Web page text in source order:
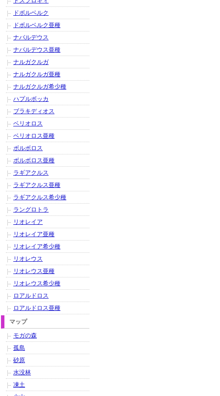
ドボルベルク
ドボルベルク亜種
ナバルデウス
ナバルデウス亜種
ナルガクルガ
ナルガクルガ亜種
ナルガクルガ希少種
ハプルボッカ
ブラキディオス
ベリオロス
ベリオロス亜種
ボルボロス
ボルボロス亜種
ラギアクルス
ラギアクルス亜種
ラギアクルス希少種
ラングロトラ
リオレイア
リオレイア亜種
リオレイア希少種
リオレウス
リオレウス亜種
リオレウス希少種
ロアルドロス
ロアルドロス亜種
マップ
モガの森
孤島
砂原
水没林
凍土